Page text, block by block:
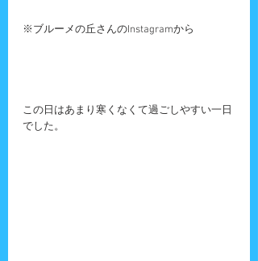
※ブルーメの丘さんのInstagramから
この日はあまり寒くなくて過ごしやすい一日
でした。